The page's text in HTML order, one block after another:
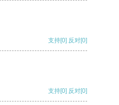
支持[0] 反对[0]
支持[0] 反对[0]